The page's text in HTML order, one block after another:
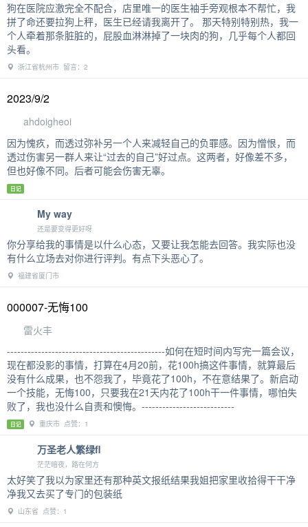
咪咪喵喵地跑来跑去
这两天都闲闲的，不知道该干点啥，想回家打星露谷（
江苏省苏州市 留言：2
奶油美式全冰
我非常记得我当时有多想拯救这条大狗……我想给他合理的喂养，给
他和别家大狗扭打成一团，对方狗主找我家长，我难受得一直哭。 我
的家长基本从不给零花钱，我存了很久的钱，带着大狗第一次走进了
宠物医院，已经花了我当时所有的勇气。但是我根本压制不住大狗，
狗在医院应激完全不配合，店里唯一的医生袖手旁观根本不帮忙，我
拼了命还要拉狗上秤，医生已经请我离开了。 那天特别特别热，我一
个人牵着那条脏脏的，屁股血淋淋掉了一块肉的狗，几乎每个人都回
浙江省杭州市 留言：2
2023/9/2
ahdoigheoi
因为愧疚，而透过弥补另一个人来减轻自己的负罪感。因为憎恨，而
透过伤害另一群人来让“过去的自己”好过点。这两者，好像差不多，
但也好像不同。后者可能会伤害无辜。
My way
还是要变得更好呀
你分享给我的事情是以什么心态，又要让我怎能去回答。我实际也没
有什么立场去对你进行评判。有点下头恶心了。
福建省厦门市
000007-无悔100
雷火丰
----------------------------------------------如何在短时间内写完一篇会议，